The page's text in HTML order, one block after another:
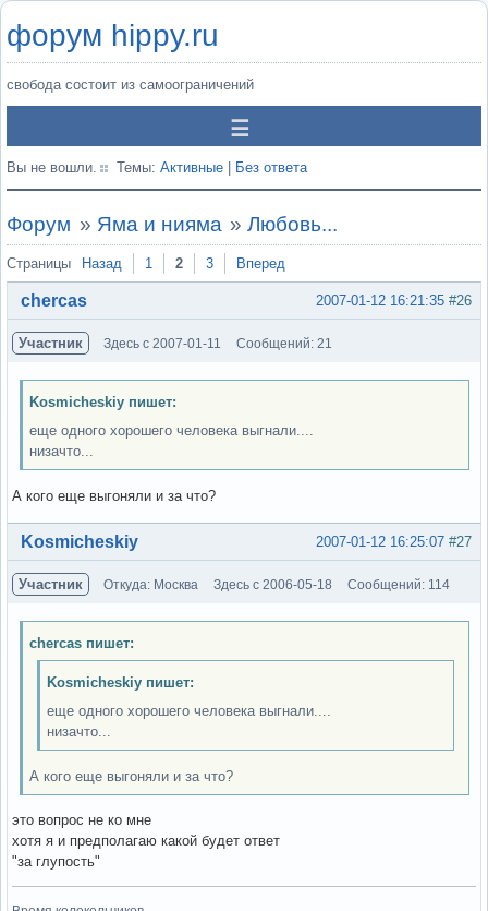
форум hippy.ru
свобода состоит из самоограничений
Вы не вошли. Темы: Активные Без ответа
Форум » Яма и нияма »Любовь...
Страницы Назад 1 2 3 Вперед
#26
2007-01-12 16:21:35
chercas
Участник Здесь с 2007-01-11 Сообщений: 21
Kosmicheskiy пишет:
еще одного хорошего человека выгнали....
низачто...
А кого еще выгоняли и за что?
Вне форума #27
2007-01-12 16:25:07
Kosmicheskiy
Участник Откуда: Москва Здесь с 2006-05-18 Сообщений: 114
chercas пишет:
Kosmicheskiy пишет:
еще одного хорошего человека выгнали....
низачто...
А кого еще выгоняли и за что?
это вопрос не ко мне
хотя я и предполагаю какой будет ответ
"за глупость"